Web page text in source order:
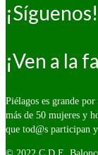
¡Síguenos!
¡Ven a la
Piélagos es grande
más de 50 mujeres y
que tod@s participan